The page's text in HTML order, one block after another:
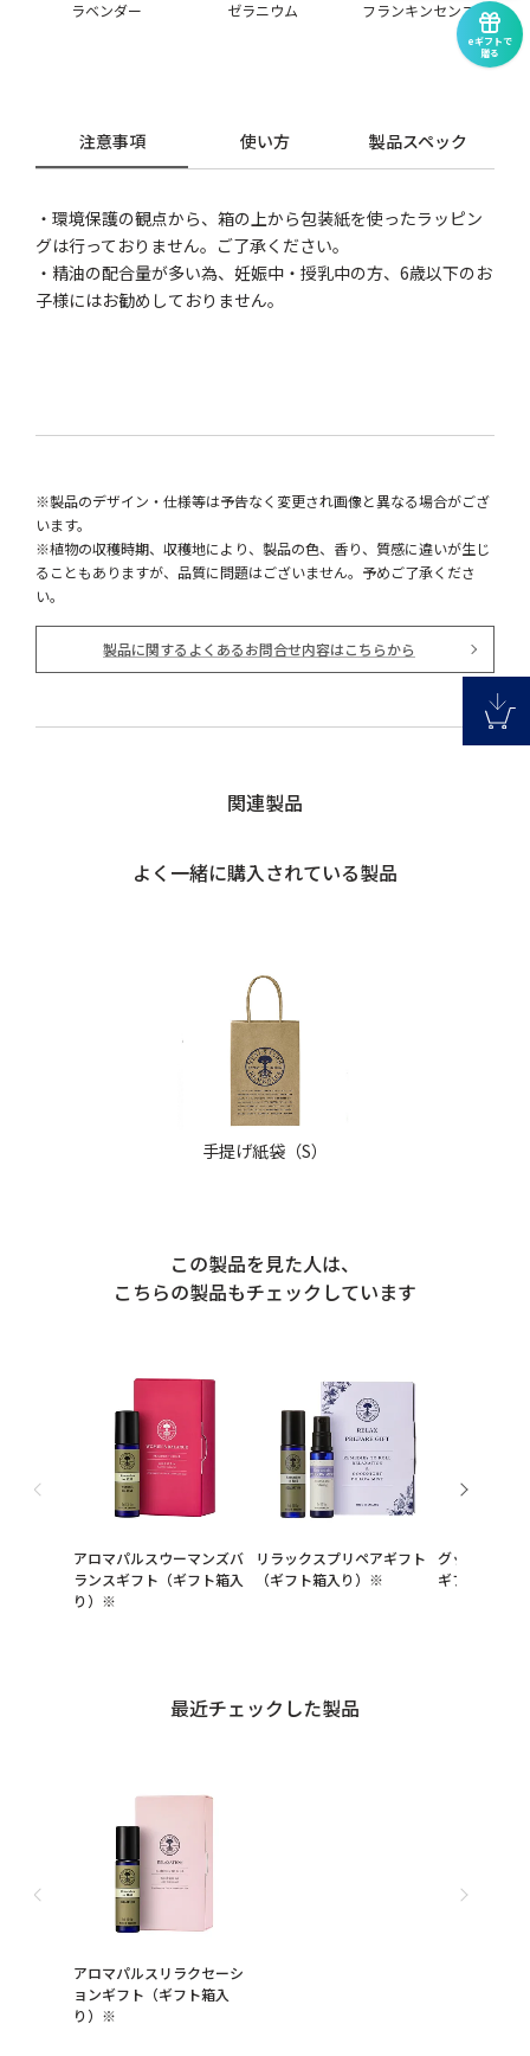
ラベンダー ゼラニウム フランキンセンス
注意事項 使い方 製品スペック
・環境保護の観点から、箱の上から包装紙を使ったラッピン
グは行っておりません。ご了承ください。
・精油の配合量が多い為、妊娠中・授乳中の方、6歳以下のお
子様にはお勧めしておりません。
※製品のデザイン・仕様等は予告なく変更され画像と異なる場合がござ
います。
※植物の収穫時期、収穫地により、製品の色、香り、質感に違いが生じ
ることもありますが、品質に問題はございません。予めご了承くださ
い。
製品に関するよくあるお問合せ内容はこちらから
関連製品
よく一緒に購入されている製品
手提げ紙袋（S）
この製品を見た人は、
こちらの製品もチェックしています
アロマパルスウーマンズバ
ランスギフト（ギフト箱入
り）※
リラックスプリペアギフト
（ギフト箱入り）※
グッドナイト
ギフト（個
最近チェックした製品
アロマパルスリラクセーシ
ョンギフト（ギフト箱入
り）※
eギフトで
贈る